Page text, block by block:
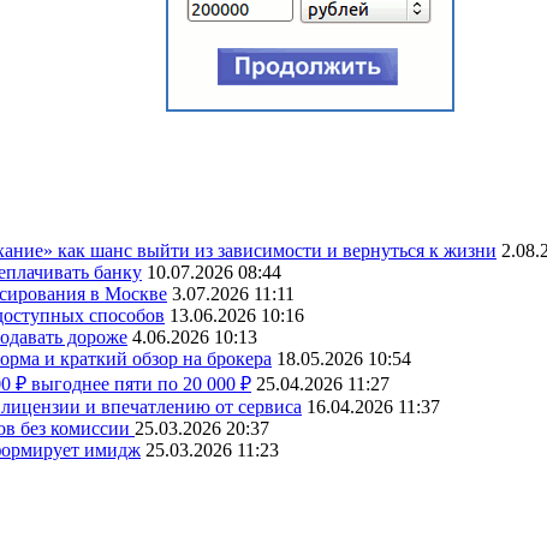
как шанс выйти из зависимости и вернуться к жизни
банку 10.07.2026 08:44
в Москве 3.07.2026 11:11
способов 13.06.2026 10:16
дороже 4.06.2026 10:13
и краткий обзор на брокера 18.05.2026 10:54
₽ выгоднее пяти по 20 000 ₽ 25.04.2026 11:27
и впечатлению от сервиса 16.04.2026 11:37
без комиссии 25.03.2026 20:37
имидж 25.03.2026 11:23